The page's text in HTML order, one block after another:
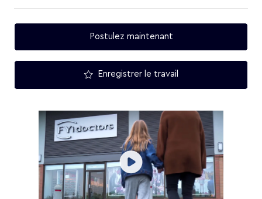
Postulez maintenant
Enregistrer le travail